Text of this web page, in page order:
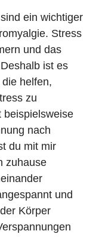
ein wichtiger
Stress
und das
ist es
helfen,
zu
beispielsweise
nach
du mit mir
zuhause
und
Körper